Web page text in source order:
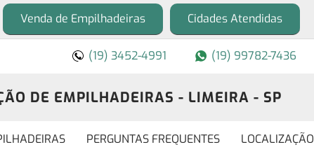
Venda de Empilhadeiras Cidades Atendidas
(19) 3452-4991 (19) 99782-7436
DE EMPILHADEIRAS - LIMEIRA - SP
PERGUNTAS FREQUENTES LOCALIZAÇÃO